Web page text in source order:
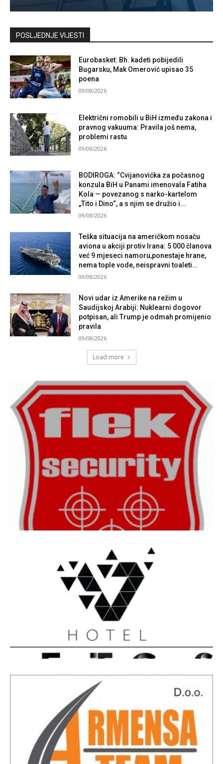
Kontaktirajte nas
POSLJEDNJE VIJESTI
Eurobasket: Bh. kadeti pobijedili
Bugarsku, Mak Omerović upisao 35
poena
09/08/2026
Električni romobili u BiH između zakona i
pravnog vakuuma: Pravila još nema,
problemi rastu
09/08/2026
BODIROGA: “Cvijanovićka za počasnog
konzula BiH u Panami imenovala Fatiha
Kola — povezanog s narko-kartelom
„Tito i Dino“, a s njim se družio i...
09/08/2026
Teška situacija na američkom nosaču
aviona u akciji protiv Irana: 5 000 članova
već 9 mjeseci namoru,ponestaje hrane,
nema tople vode, neispravni toaleti…
09/08/2026
Novi udar iz Amerike na režim u
Saudijskoj Arabiji: Nuklearni dogovor
potpisan, ali Trump je odmah promijenio
pravila
09/08/2026
Load more